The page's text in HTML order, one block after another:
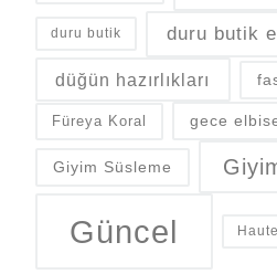
duru butik duru butik
düğün hazırlıkları
Füreya Koral gece
Giyim Süsleme
Güncel